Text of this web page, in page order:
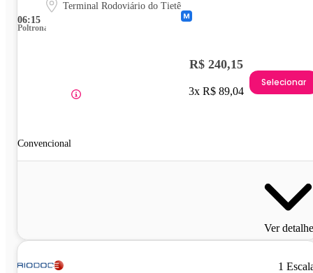
06:15
Terminal Rodoviário do Tietê
Poltrona
Convencional
R$ 240,15
3x R$ 89,04
Selecionar
Ver
1